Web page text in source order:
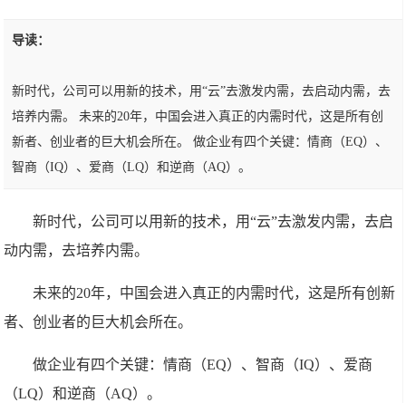
导读：
新时代，公司可以用新的技术，用“云”去激发内需，去启动内需，去
培养内需。 未来的20年，中国会进入真正的内需时代，这是所有创
新者、创业者的巨大机会所在。 做企业有四个关键：情商（EQ）、
智商（IQ）、爱商（LQ）和逆商（AQ）。
新时代，公司可以用新的技术，用“云”去激发内需，去启
动内需，去培养内需。
未来的20年，中国会进入真正的内需时代，这是所有创新
者、创业者的巨大机会所在。
做企业有四个关键：情商（EQ）、智商（IQ）、爱商
（LQ）和逆商（AQ）。